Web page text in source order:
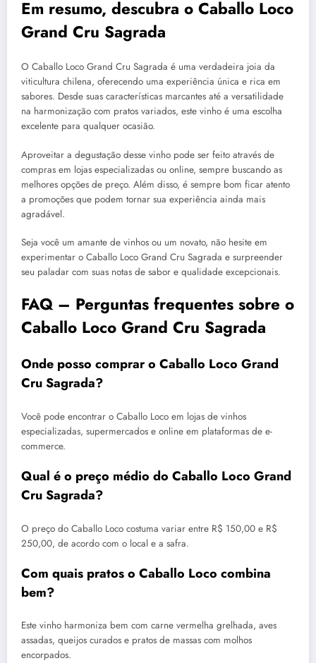
Em resumo, descubra o Caballo Loco
Grand Cru Sagrada
O Caballo Loco Grand Cru Sagrada é uma verdadeira joia da
viticultura chilena, oferecendo uma experiência única e rica em
sabores. Desde suas características marcantes até a versatilidade
na harmonização com pratos variados, este vinho é uma escolha
excelente para qualquer ocasião.
Aproveitar a degustação desse vinho pode ser feito através de
compras em lojas especializadas ou online, sempre buscando as
melhores opções de preço. Além disso, é sempre bom ficar atento
a promoções que podem tornar sua experiência ainda mais
agradável.
Seja você um amante de vinhos ou um novato, não hesite em
experimentar o Caballo Loco Grand Cru Sagrada e surpreender
seu paladar com suas notas de sabor e qualidade excepcionais.
FAQ – Perguntas frequentes sobre o
Caballo Loco Grand Cru Sagrada
Onde posso comprar o Caballo Loco Grand
Cru Sagrada?
Você pode encontrar o Caballo Loco em lojas de vinhos
especializadas, supermercados e online em plataformas de e-
commerce.
Qual é o preço médio do Caballo Loco Grand
Cru Sagrada?
O preço do Caballo Loco costuma variar entre R$ 150,00 e R$
250,00, de acordo com o local e a safra.
Com quais pratos o Caballo Loco combina
bem?
Este vinho harmoniza bem com carne vermelha grelhada, aves
assadas, queijos curados e pratos de massas com molhos
encorpados.